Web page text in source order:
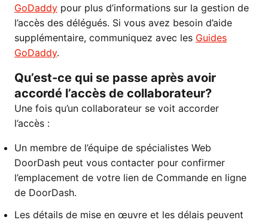
GoDaddy pour plus d’informations sur la gestion de
l’accès des délégués. Si vous avez besoin d’aide
supplémentaire, communiquez avec les Guides
GoDaddy.
Qu’est-ce qui se passe après avoir
accordé l’accès de collaborateur?
Une fois qu’un collaborateur se voit accorder
l’accès :
Un membre de l’équipe de spécialistes Web
DoorDash peut vous contacter pour confirmer
l’emplacement de votre lien de Commande en ligne
de DoorDash.
Les détails de mise en œuvre et les délais peuvent